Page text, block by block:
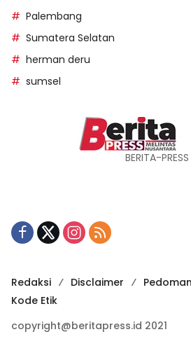
Palembang
Sumatera Selatan
herman deru
sumsel
BERITA-PRESS
Redaksi Disclaimer
Kode Etik
copyright@beritapress.id 2021